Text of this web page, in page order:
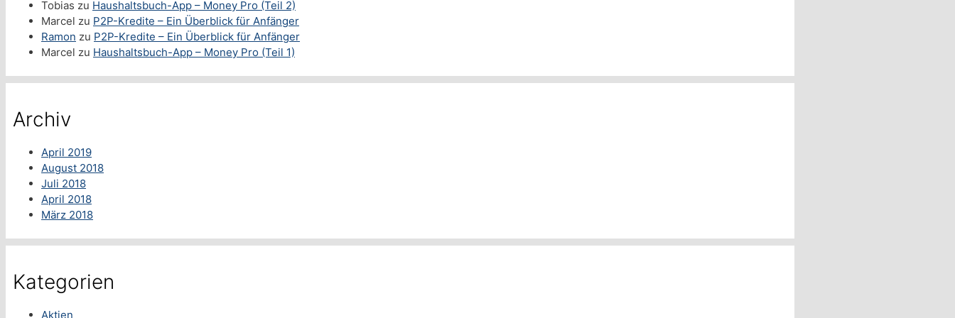
Tobias zu Haushaltsbuch-App – Money Pro (Teil 2)
Marcel zu P2P-Kredite – Ein Überblick für Anfänger
Ramon zu P2P-Kredite – Ein Überblick für Anfänger
Marcel zu Haushaltsbuch-App – Money Pro (Teil 1)
Archiv
April 2019
August 2018
Juli 2018
April 2018
März 2018
Kategorien
Aktien